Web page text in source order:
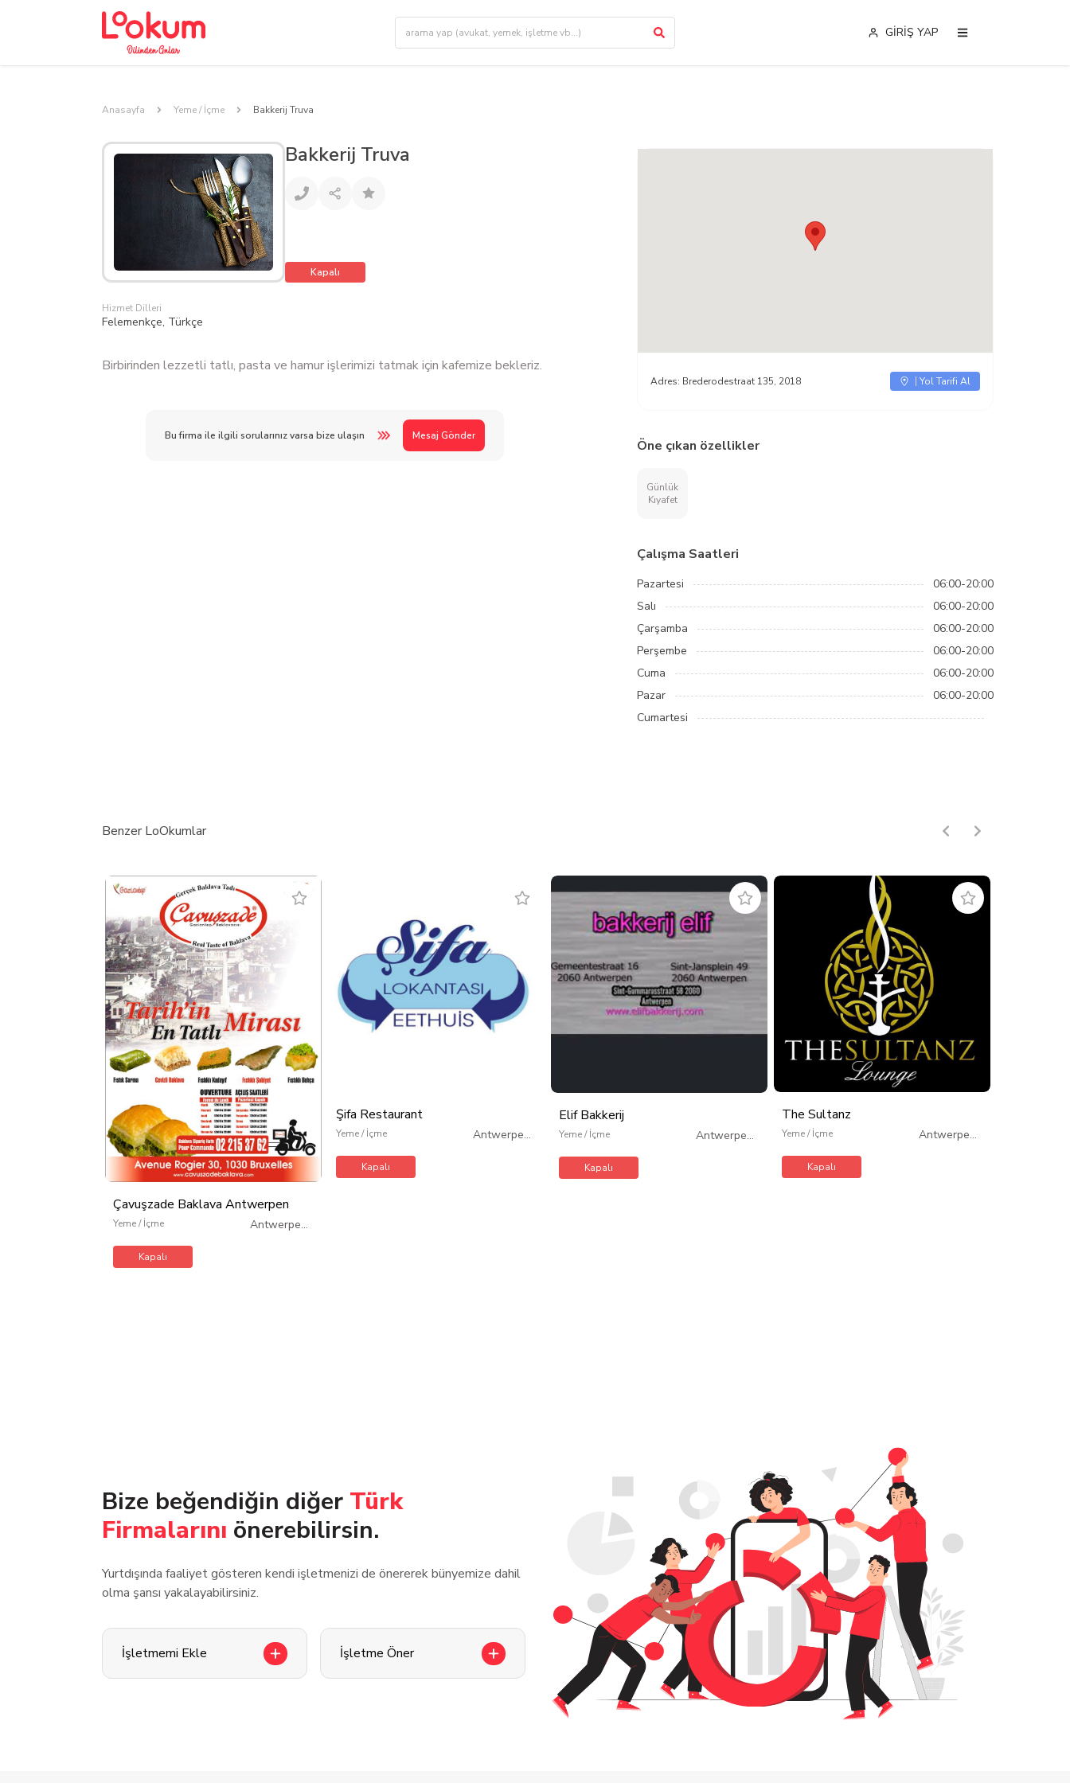
GİRİŞ YAP
Anasayfa Yeme / İçme Bakkerij Truva
Bakkerij Truva
Kapalı
Hizmet Dilleri
Felemenkçe, Türkçe
Birbirinden lezzetli tatlı, pasta ve hamur işlerimizi tatmak için kafemize bekleriz.
Bu firma ile ilgili sorularınız varsa bize ulaşın Mesaj Gönder
Adres: Brederodestraat 135, 2018 Yol Tarifi Al
Öne çıkan özellikler
Günlük
Kıyafet
Çalışma Saatleri
Pazartesi
06:00-20:00
Salı
06:00-20:00
Çarşamba
06:00-20:00
Perşembe
06:00-20:00
Cuma
06:00-20:00
Pazar
06:00-20:00
Cumartesi
Benzer LoOkumlar
Çavuşzade Baklava Antwerpen
Yeme / İçme Antwerpen
Kapalı
Şifa Restaurant
Yeme / İçme Antwerpen
Kapalı
Elif Bakkerij
Yeme / İçme Antwerpen
Kapalı
The Sultanz
Yeme / İçme Antwerpen
Kapalı
Bize beğendiğin diğer Türk
Firmalarını önerebilirsin.
Yurtdışında faaliyet gösteren kendi işletmenizi de önererek bünyemize dahil
olma şansı yakalayabilirsiniz.
İşletmemi Ekle İşletme Öner